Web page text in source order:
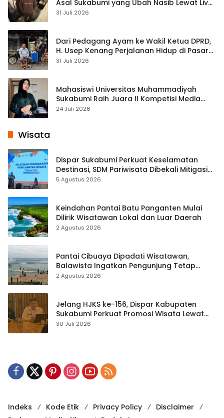
Asal Sukabumi yang Ubah Nasib Lewat Live
Streaming
31 Juli 2026
Dari Pedagang Ayam ke Wakil Ketua DPRD,
H. Usep Kenang Perjalanan Hidup di Pasar
Cisaat
31 Juli 2026
Mahasiswi Universitas Muhammadiyah
Sukabumi Raih Juara II Kompetisi Media
Pembelajaran Digital Tingkat Internasional
24 Juli 2026
Wisata
Dispar Sukabumi Perkuat Keselamatan
Destinasi, SDM Pariwisata Dibekali Mitigasi
hingga Teknik Evakuasi
5 Agustus 2026
Keindahan Pantai Batu Panganten Mulai
Dilirik Wisatawan Lokal dan Luar Daerah
2 Agustus 2026
Pantai Cibuaya Dipadati Wisatawan,
Balawista Ingatkan Pengunjung Tetap
Waspada
2 Agustus 2026
Jelang HJKS ke-156, Dispar Kabupaten
Sukabumi Perkuat Promosi Wisata Lewat
Publikasi Digital
30 Juli 2026
Indeks Kode Etik Privacy Policy
Disclaimer